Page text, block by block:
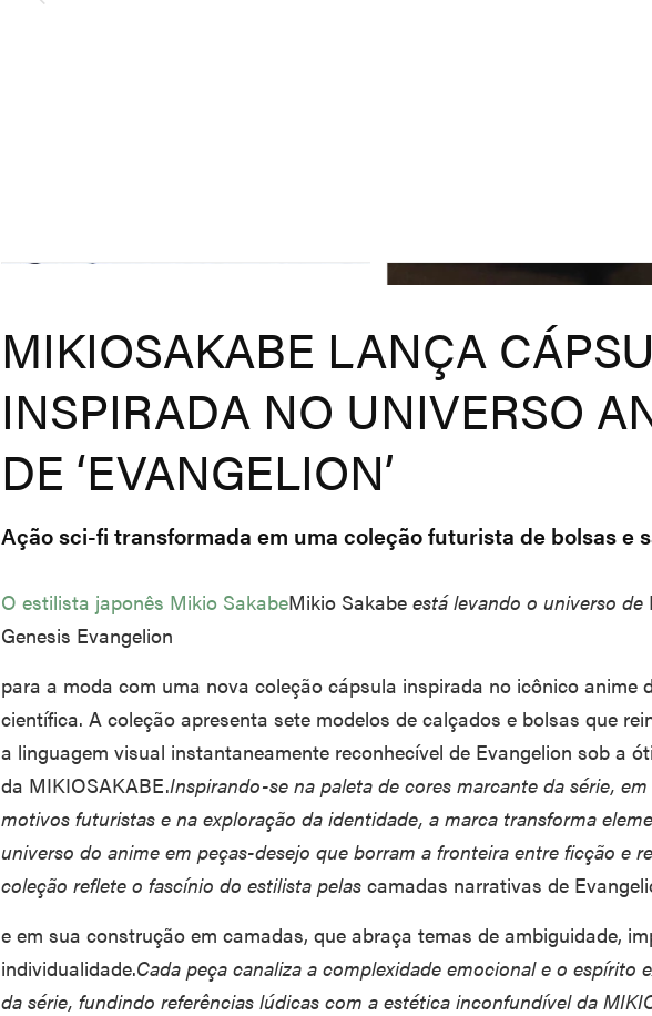
MIKIOSAKABE LANÇA
INSPIRADA NO UNIVERSO
DE ‘EVANGELION’
Ação sci-fi transformada em uma coleção futurista de bolsas e
O estilista japonês Mikio SakabeMikio Sakabe está levando o universo de
Genesis Evangelion
para a moda com uma nova coleção cápsula inspirada no icônico anime
científica. A coleção apresenta sete modelos de calçados e bolsas que
a linguagem visual instantaneamente reconhecível de Evangelion sob a
da MIKIOSAKABE.Inspirando-se na paleta de cores marcante da série, em
motivos futuristas e na exploração da identidade, a marca transforma
universo do anime em peças-desejo que borram a fronteira entre ficção e
coleção reflete o fascínio do estilista pelascamadas narrativas de
e em sua construção em camadas, que abraça temas de ambiguidade,
individualidade.Cada peça canaliza a complexidade emocional e o espírito
da série, fundindo referências lúdicas com a estética inconfundível da